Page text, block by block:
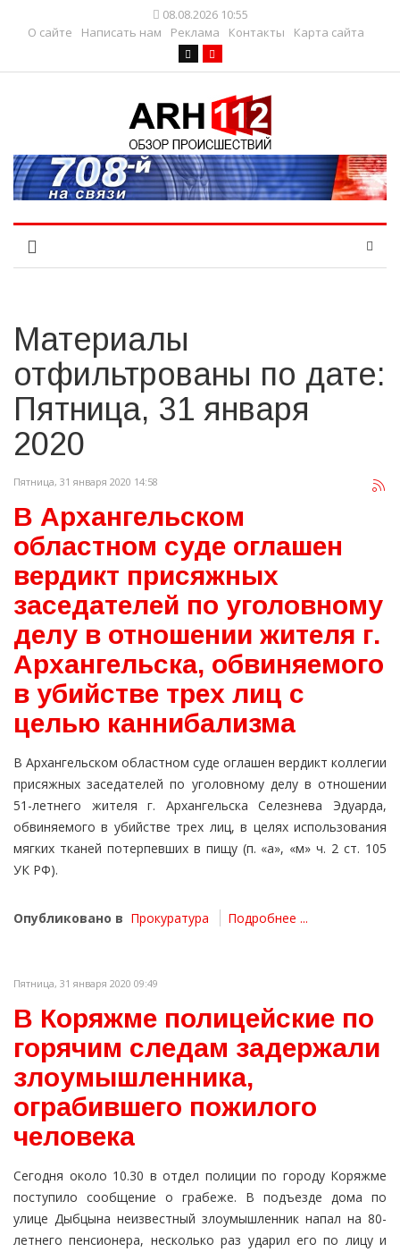
08.08.2026 10:55
О сайте
Написать нам Реклама Контакты Карта сайта
Материалы
отфильтрованы по дате:
Пятница, 31 января
2020
Пятница, 31 января 2020 14:58
В Архангельском
областном суде оглашен
вердикт присяжных
заседателей по уголовному
делу в отношении жителя г.
Архангельска, обвиняемого
в убийстве трех лиц с
целью каннибализма
В Архангельском областном суде оглашен вердикт коллегии
присяжных заседателей по уголовному делу в отношении
51-летнего жителя г. Архангельска Селезнева Эдуарда,
обвиняемого в убийстве трех лиц, в целях использования
мягких тканей потерпевших в пищу (п. «а», «м» ч. 2 ст. 105
УК РФ).
Опубликовано в Прокуратура Подробнее ...
Пятница, 31 января 2020 09:49
В Коряжме полицейские по
горячим следам задержали
злоумышленника,
ограбившего пожилого
человека
Сегодня около 10.30 в отдел полиции по городу Коряжме
поступило сообщение о грабеже. В подъезде дома по
улице Дыбцына неизвестный злоумышленник напал на 80-
летнего пенсионера, несколько раз ударил его по лицу и